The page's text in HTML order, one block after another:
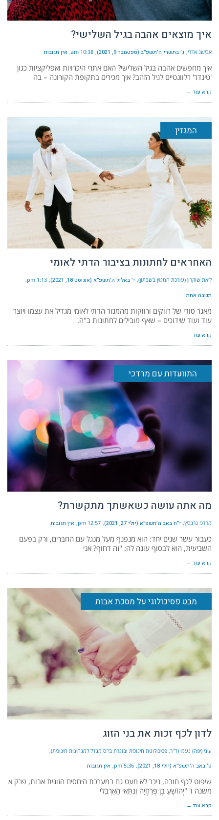
איך מוצאים אהבה בגיל השלישי?
אבישג אדרי ג׳ בתשרי ה׳תשפ״ב (ספטמבר 9, 2021) 10:38 am אין תגובות
איך מחפשים אהבה בגיל השלישי? האם אתרי היכרויות ואפליקציות כגון
'טינדר' רלוונטיים לגיל הזהב? איך מכירים בתקופת הקורונה – בה
קרא עוד ←
המגזין
האחראים לחתונות בציבור הדתי לאומי
ליאת שוקרון (עורכת המגזין בשבתון) י׳ באלול ה׳תשפ״א (אוגוסט 18, 2021) 1:13 pm
תגובה אחת
מאגר סודי של רווקים ורווקות מהמגזר הדתי לאומי מגדיל את עצמו ויוצר
עוד ועוד שידוכים – שאף מובילים לחתונות ב"ה.
קרא עוד ←
התוועדות עם מרדכי
מה אתה עושה כשאשתך מתקשרת?
מרדכי גרנביץ י״ח באב ה׳תשפ״א (יולי 27, 2021) 12:57 pm אין תגובות
כעבור עשר שנים יחד: הוא מנפנף מעל מנגל עם החברים, ורק בפעם
השביעית, הוא לבסוף עונה לה: "זה דחוף? אני
קרא עוד ←
מבט פסיכולוגי על מסכת אבות
לדון לכף זכות את בני הזוג
עיני (יפה) נעמי (ד"ר, פסיכולוגית חינוכית ובוגרת בי"ס מנדל למנהיגות חינוכית)
ט׳ באב ה׳תשפ״א (יולי 18, 2021) 5:36 pm אין תגובות
שיפוט לכף חובה, ניכר לא מעט גם במערכת היחסים הזוגית אבות, פרק א
משנה ו' "יְהוֹשֻׁעַ בֶּן פְּרַחְיָה וְנִתַּאי הָאַרְבֵּלִי
קרא עוד ←